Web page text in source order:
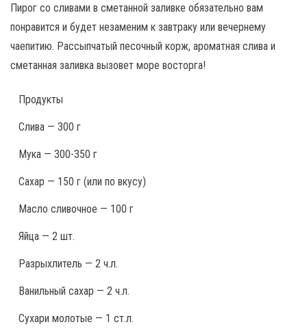
Пирог со сливами в сметанной заливке обязательно вам
понравится и будет незаменим к завтраку или вечернему
чаепитию. Рассыпчатый песочный корж, ароматная слива и
сметанная заливка вызовет море восторга!
Продукты
Слива — 300 г
Мука — 300-350 г
Сахар — 150 г (или по вкусу)
Масло сливочное — 100 г
Яйца — 2 шт.
Разрыхлитель — 2 ч.л.
Ванильный сахар — 2 ч.л.
Сухари молотые — 1 ст.л.